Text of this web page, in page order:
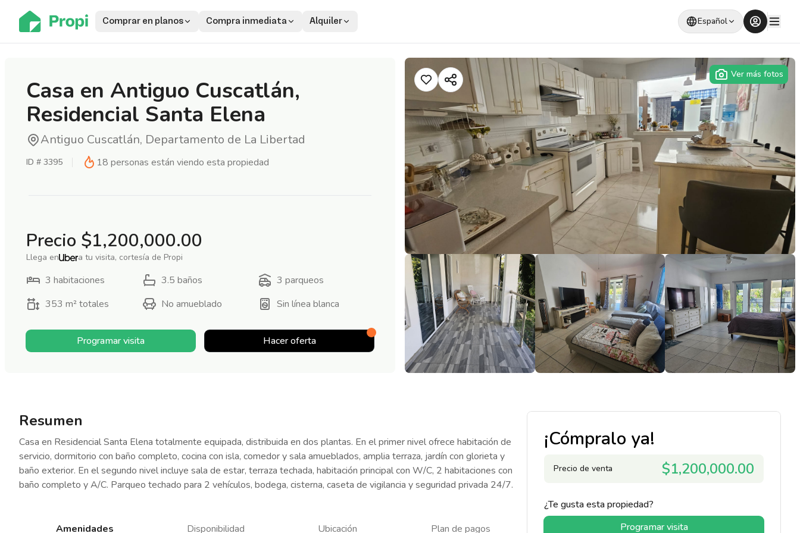
Comprar en planos Compra inmediata Alquiler Español
Casa en Antiguo Cuscatlán,
Residencial Santa Elena
Antiguo Cuscatlán, Departamento de La Libertad
ID # 3395 18 personas están viendo esta propiedad
Precio $1,200,000.00
Llega en a tu visita, cortesía de Propi
3 habitaciones 3.5 baños 3 parqueos
353 m²totales No amueblado Sin línea blanca
Programar visita Hacer oferta
Ver más fotos
Resumen
Casa en Residencial Santa Elena totalmente equipada, distribuida en dos plantas. En el primer nivel ofrece habitación de
servicio, dormitorio con baño completo, cocina con isla, comedor y sala amueblados, amplia terraza, jardín con glorieta y
baño exterior. En el segundo nivel incluye sala de estar, terraza techada, habitación principal con W/C, 2 habitaciones con
baño completo y A/C. Parqueo techado para 2 vehículos, bodega, cisterna, caseta de vigilancia y seguridad privada 24/7.
Amenidades Disponibilidad Ubicación Plan de pagos
¡Cómpralo ya!
Precio de venta $1,200,000.00
¿Te gusta esta propiedad?
Programar visita